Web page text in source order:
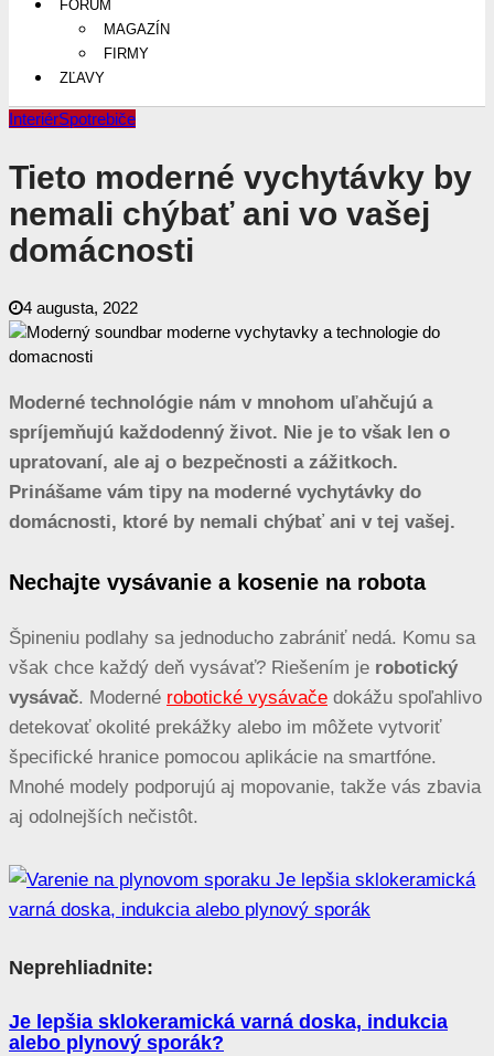
FÓRUM
MAGAZÍN
FIRMY
ZĽAVY
InteriérSpotrebiče
Tieto moderné vychytávky by
nemali chýbať ani vo vašej
domácnosti
4 augusta, 2022
Moderné technológie nám v mnohom uľahčujú a
spríjemňujú každodenný život. Nie je to však len o
upratovaní, ale aj o bezpečnosti a zážitkoch.
Prinášame vám tipy na moderné vychytávky do
domácnosti, ktoré by nemali chýbať ani v tej vašej.
Nechajte vysávanie a kosenie na robota
Špineniu podlahy sa jednoducho zabrániť nedá. Komu sa
však chce každý deň vysávať? Riešením je robotický
vysávač. Moderné robotické vysávače dokážu spoľahlivo
detekovať okolité prekážky alebo im môžete vytvoriť
špecifické hranice pomocou aplikácie na smartfóne.
Mnohé modely podporujú aj mopovanie, takže vás zbavia
aj odolnejších nečistôt.
Neprehliadnite:
Je lepšia sklokeramická varná doska, indukcia
alebo plynový sporák?